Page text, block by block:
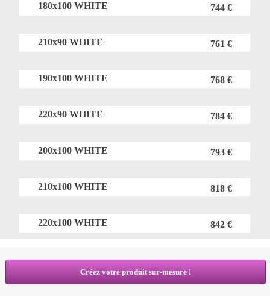
180x100 WHITE 744 €
210x90 WHITE 761 €
190x100 WHITE 768 €
220x90 WHITE 784 €
200x100 WHITE 793 €
210x100 WHITE 818 €
220x100 WHITE 842 €
Créez votre produit sur-mesure !